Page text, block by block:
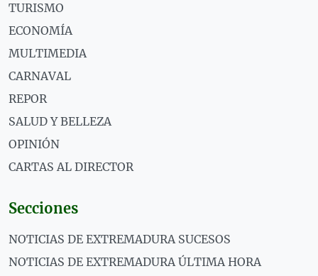
TURISMO
ECONOMÍA
MULTIMEDIA
CARNAVAL
REPOR
SALUD Y BELLEZA
OPINIÓN
CARTAS AL DIRECTOR
Secciones
NOTICIAS DE EXTREMADURA SUCESOS
NOTICIAS DE EXTREMADURA ÚLTIMA HORA